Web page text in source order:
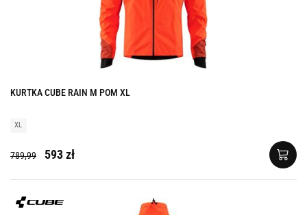
KURTKA CUBE RAIN M POM XL
XL
789,99 593 zł